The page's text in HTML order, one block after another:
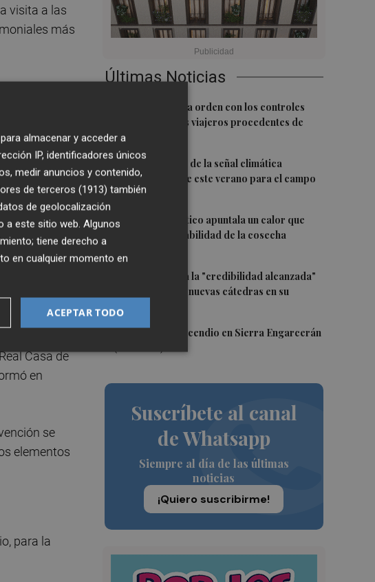
Últimas Noticias
El BOE publica la orden con los controles
fronterizos a los viajeros procedentes de
Italia
2 La FAO advierte de la señal climática
"excepcional" de este verano para el campo
europeo
3El cambio climático apuntala un calor que
revela la vulnerabilidad de la cosecha
El CACV destaca la "credibilidad alcanzada"
y la creación de nuevas cátedras en su
primer mandato
5Controlado el incendio en Sierra Engarcerán
Suscríbete al canal
de Whatsapp
Siempre al día de las últimas
noticias
¡Quiero suscribirme!
visita a las
más
Interés
el Fiscal
del
y poner en
reales y
personas,
Cultura,
Casa de
en
se
elementos
para la
almacenar y acceder a
IP, identificadores únicos
medir anuncios y contenido,
de terceros (1913) también
de geolocalización
a este sitio web. Algunos
tiene derecho a
en cualquier momento en
ACEPTAR TODO